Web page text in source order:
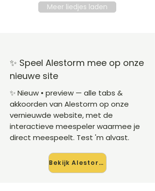
Meer liedjes laden
✨ Speel Alestorm mee op onze
nieuwe site
✨ Nieuw • preview — alle tabs &
akkoorden van Alestorm op onze
vernieuwde website, met de
interactieve meespeler waarmee je
direct meespeelt. Test 'm alvast.
Bekijk Alestorm →